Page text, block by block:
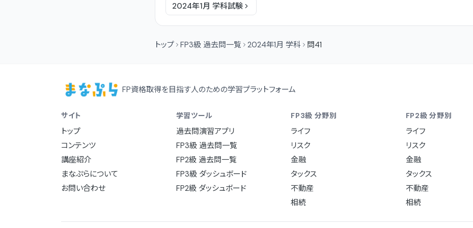
2024年1月 学科試験
トップ FP3級 過去問一覧 2024年1月 学科 問41
FP資格取得を目指す人のための学習プラットフォーム
サイト
トップ
コンテンツ
講座紹介
まなぷらについて
お問い合わせ
学習ツール
過去問演習アプリ
FP3級 過去問一覧
FP2級 過去問一覧
FP3級 ダッシュボード
FP2級 ダッシュボード
FP3級 分野別
ライフ
リスク
金融
タックス
不動産
相続
FP2級 分野別
ライフ
リスク
金融
タックス
不動産
相続